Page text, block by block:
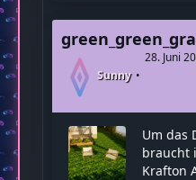
Sunny
28. Juni
Um das
braucht ihr das Spiel
Krafton